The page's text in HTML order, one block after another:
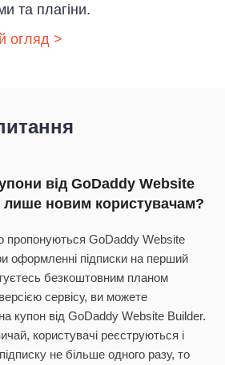
та плагіни.
огляд >
від GoDaddy Website
лише новим користувачам?
пропонуються GoDaddy Website
оформленні підписки на перший
безкоштовним планом
сервісу, ви можете
купон від GoDaddy Website Builder.
користувачі реєструються і
не більше одного разу, то